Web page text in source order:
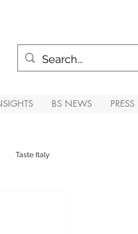
BS NEWS PRESS
Taste Italy